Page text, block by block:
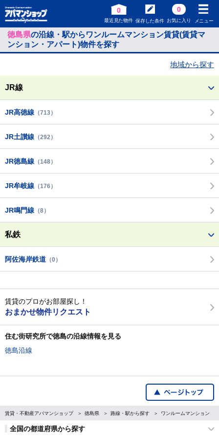
0
最近見た物件 保存した条件
0
お気に入り メニュー
徳島県の沿線・駅からワンルームマンション賃貸(賃貸マ
ンション・アパート)物件を探す
地域から探す
JR線
JR高徳線 （713）
JR土讃線 （292）
JR徳島線 （148）
JR牟岐線 （176）
JR鳴門線 （8）
私鉄
阿佐海岸鉄道 （0）
賃貸のプロがお部屋探し！
おまかせ物件リクエスト
住む街研究所で徳島の沿線情報を見る
徳島沿線
賃貸・不動産アパマンショップ 徳島県 路線・駅から探す ワンルームマンション
全国の都道府県から探す